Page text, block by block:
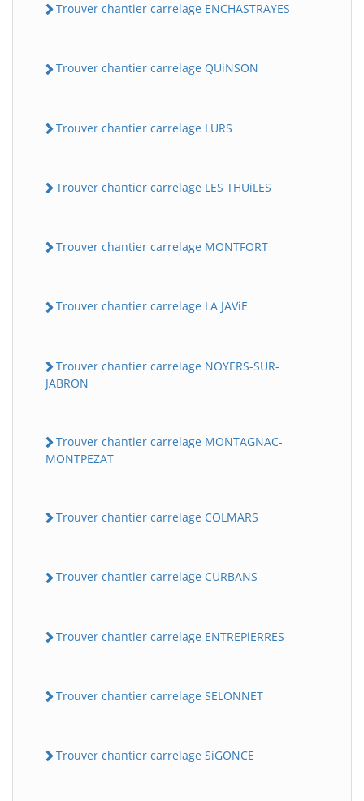
Trouver chantier carrelage ENCHASTRAYES
Trouver chantier carrelage QUiNSON
Trouver chantier carrelage LURS
Trouver chantier carrelage LES THUiLES
Trouver chantier carrelage MONTFORT
Trouver chantier carrelage LA JAViE
Trouver chantier carrelage NOYERS-SUR-
JABRON
Trouver chantier carrelage MONTAGNAC-
MONTPEZAT
Trouver chantier carrelage COLMARS
Trouver chantier carrelage CURBANS
Trouver chantier carrelage ENTREPiERRES
Trouver chantier carrelage SELONNET
Trouver chantier carrelage SiGONCE